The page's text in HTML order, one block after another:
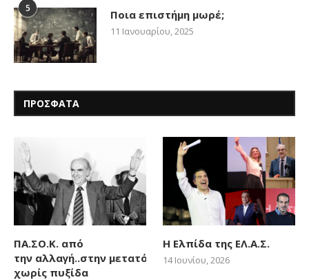
5 Ποια επιστήμη μωρέ;
11 Ιανουαρίου, 2025
ΠΡΟΣΦΑΤΑ
ΠΑ.ΣΟ.Κ. από
την αλλαγή..στην μετατόπιση
χωρίς πυξίδα
Η Ελπίδα της ΕΛ.Α.Σ.
14 Ιουνίου, 2026